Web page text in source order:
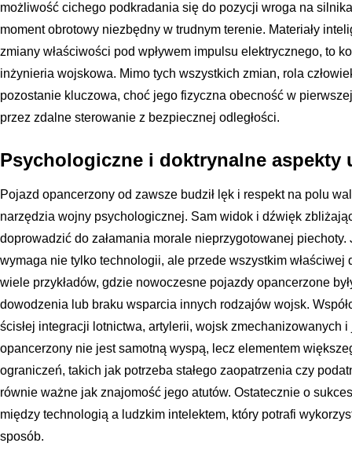
możliwość cichego podkradania się do pozycji wroga na
moment obrotowy niezbędny w trudnym terenie. Materiały
zmiany właściwości pod wpływem impulsu elektrycznego, to
inżynieria wojskowa. Mimo tych wszystkich zmian, rola
pozostanie kluczowa, choć jego fizyczna obecność w
przez zdalne sterowanie z bezpiecznej odległości.
Psychologiczne i doktrynalne aspekty
Pojazd opancerzony od zawsze budził lęk i respekt na polu
narzędzia wojny psychologicznej. Sam widok i dźwięk
doprowadzić do załamania morale nieprzygotowanej
wymaga nie tylko technologii, ale przede wszystkim
wiele przykładów, gdzie nowoczesne pojazdy opancerzone
dowodzenia lub braku wsparcia innych rodzajów wojsk.
ścisłej integracji lotnictwa, artylerii, wojsk zmechanizowanych
opancerzony nie jest samotną wyspą, lecz elementem
ograniczeń, takich jak potrzeba stałego zaopatrzenia czy
równie ważne jak znajomość jego atutów. Ostatecznie o
między technologią a ludzkim intelektem, który potrafi
sposób.